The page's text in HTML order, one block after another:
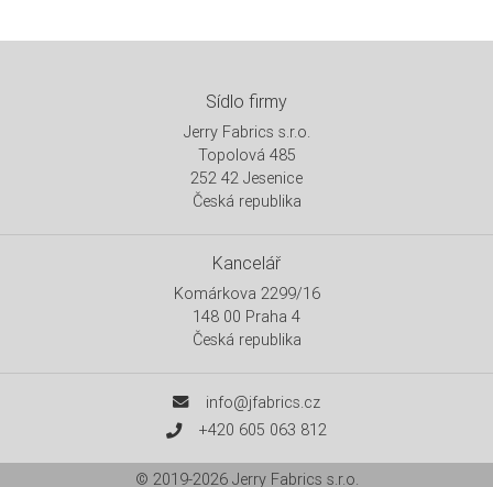
Sídlo firmy
Jerry Fabrics s.r.o.
Topolová 485
252 42 Jesenice
Česká republika
Kancelář
Komárkova 2299/16
148 00 Praha 4
Česká republika
info@jfabrics.cz
+420 605 063 812
© 2019-2026 Jerry Fabrics s.r.o.